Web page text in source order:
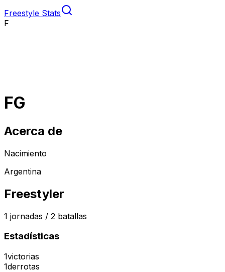
Freestyle Stats
F
FG
Acerca de
Nacimiento
Argentina
Freestyler
1 jornadas / 2 batallas
Estadísticas
1victorias
1derrotas